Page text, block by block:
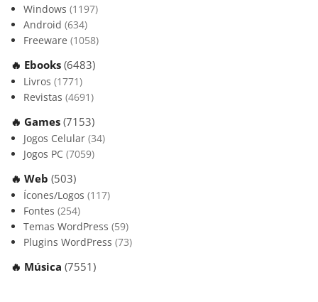
Windows (1197)
Android (634)
Freeware (1058)
🔥 Ebooks (6483)
Livros (1771)
Revistas (4691)
🔥 Games (7153)
Jogos Celular (34)
Jogos PC (7059)
🔥 Web (503)
Ícones/Logos (117)
Fontes (254)
Temas WordPress (59)
Plugins WordPress (73)
🔥 Música (7551)